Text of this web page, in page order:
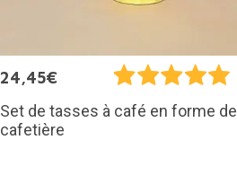
24,45€
Set de tasses à café en forme de
cafetière